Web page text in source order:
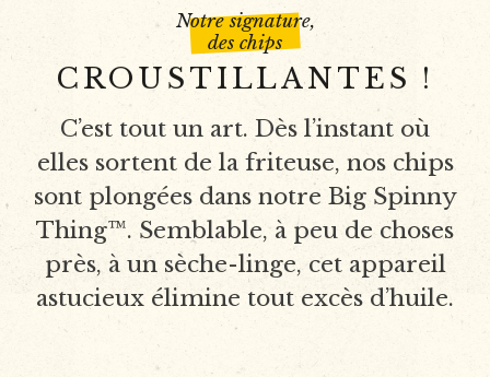
Notre signature,
des chips
CROUSTILLANTES !
C’est tout un art. Dès l’instant où
elles sortent de la friteuse, nos chips
sont plongées dans notre Big Spinny
Thing™. Semblable, à peu de choses
près, à un sèche-linge, cet appareil
astucieux élimine tout excès d’huile.